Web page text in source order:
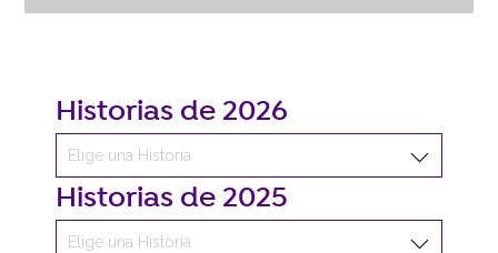
Historias de 2026
Historias de 2025